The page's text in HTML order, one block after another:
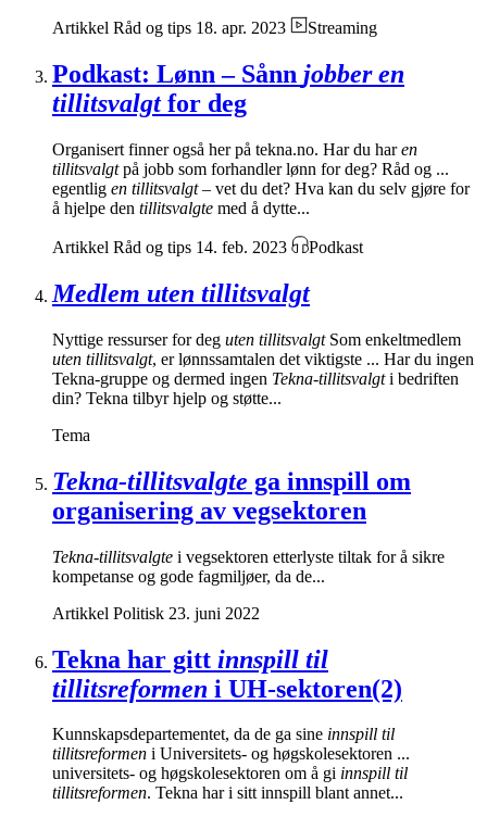
Artikkel Råd og tips 18. apr. 2023 Streaming
Podkast: Lønn – Sånn jobber en
tillitsvalgtfor deg
Organisert finner også her på tekna.no. Har du haren
tillitsvalgtpå jobb som forhandler lønn for deg? Råd og ...
egentlig en tillitsvalgt– vet du det? Hva kan du selv gjøre for
å hjelpe den tillitsvalgte med å dytte...
Artikkel Råd og tips 14. feb. 2023 Podkast
Medlem uten tillitsvalgt
Nyttige ressurser for deg uten tillitsvalgtSom enkeltmedlem
uten tillitsvalgt, er lønnssamtalen det viktigste ... Har du ingen
Tekna-gruppe og dermed ingen Tekna-tillitsvalgti bedriften
din? Tekna tilbyr hjelp og støtte...
Tema
Tekna-tillitsvalgte ga innspill om
organisering av vegsektoren
Tekna-tillitsvalgte i vegsektoren etterlyste tiltak for å sikre
kompetanse og gode fagmiljøer, da de...
Artikkel Politisk 23. juni 2022
Tekna har gitt innspill til
tillitsreformen i UH-sektoren(2)
Kunnskapsdepartementet, da de ga sine innspill til
tillitsreformen i Universitets- og høgskolesektoren ...
universitets- og høgskolesektoren om å gi innspill til
tillitsreformen. Tekna har i sitt innspill blant annet...